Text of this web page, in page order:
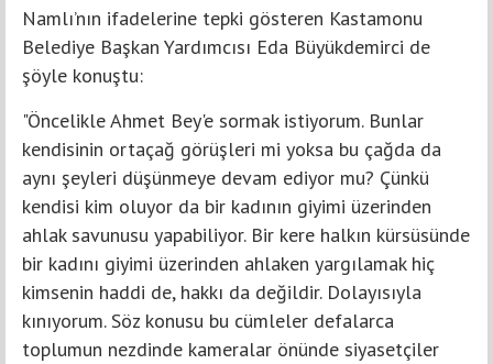
Namlı’nın ifadelerine tepki gösteren Kastamonu
Belediye Başkan Yardımcısı Eda Büyükdemirci de
şöyle konuştu:
"Öncelikle Ahmet Bey'e sormak istiyorum. Bunlar
kendisinin ortaçağ görüşleri mi yoksa bu çağda da
aynı şeyleri düşünmeye devam ediyor mu? Çünkü
kendisi kim oluyor da bir kadının giyimi üzerinden
ahlak savunusu yapabiliyor. Bir kere halkın kürsüsünde
bir kadını giyimi üzerinden ahlaken yargılamak hiç
kimsenin haddi de, hakkı da değildir. Dolayısıyla
kınıyorum. Söz konusu bu cümleler defalarca
toplumun nezdinde kameralar önünde siyasetçiler